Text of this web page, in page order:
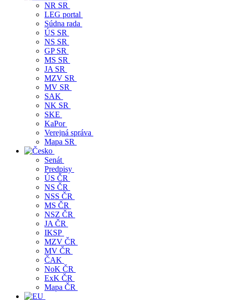
NR SR
LEG portal
Súdna rada
ÚS SR
NS SR
GP SR
MS SR
JA SR
MZV SR
MV SR
SAK
NK SR
SKE
KaPor
Verejná správa
Mapa SR
Senát
Predpisy
ÚS ČR
NS ČR
NSS ČR
MS ČR
NSZ ČR
JA ČR
IKSP
MZV ČR
MV ČR
ČAK
NoK ČR
ExK ČR
Mapa ČR